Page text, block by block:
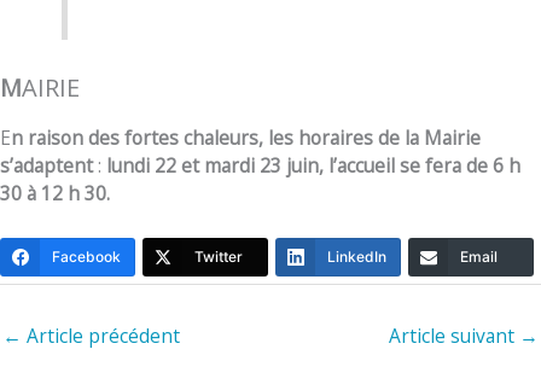
MAIRIE
En raison des fortes chaleurs, les horaires de la Mairie
s’adaptent: lundi 22 et mardi 23 juin, l’accueil se fera de 6 h
30 à 12 h 30.
Facebook Twitter LinkedIn Email
← Article précédent Article suivant →